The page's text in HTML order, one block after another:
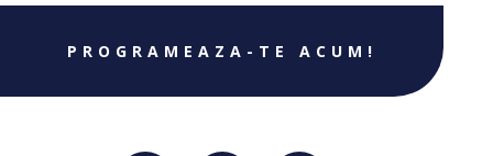
PROGRAMEAZA-TE ACUM!